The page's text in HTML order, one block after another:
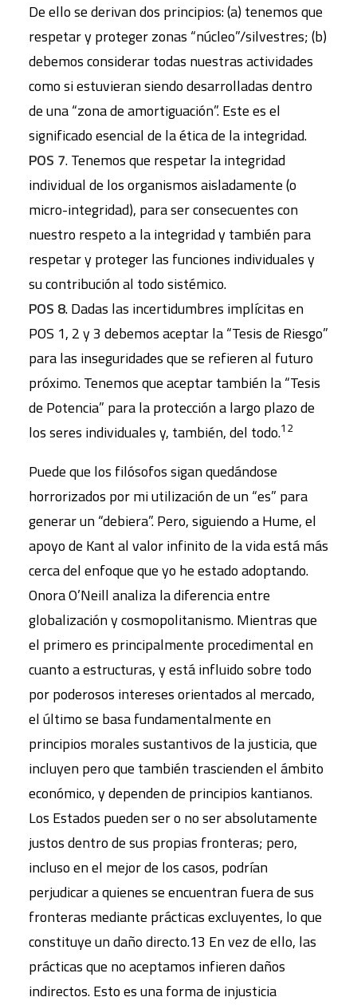
De ello se derivan dos principios: (a) tenemos que
respetar y proteger zonas “núcleo”/silvestres; (b)
debemos considerar todas nuestras actividades
como si estuvieran siendo desarrolladas dentro
de una “zona de amortiguación”. Este es el
significado esencial de la ética de la integridad.
POS 7. Tenemos que respetar la integridad
individual de los organismos aisladamente (o
micro-integridad), para ser consecuentes con
nuestro respeto a la integridad y también para
respetar y proteger las funciones individuales y
su contribución al todo sistémico.
POS 8. Dadas las incertidumbres implícitas en
POS 1, 2 y 3 debemos aceptar la “Tesis de Riesgo”
para las inseguridades que se refieren al futuro
próximo. Tenemos que aceptar también la “Tesis
de Potencia” para la protección a largo plazo de
los seres individuales y, también, del todo.12
Puede que los filósofos sigan quedándose
horrorizados por mi utilización de un “es” para
generar un “debiera”. Pero, siguiendo a Hume, el
apoyo de Kant al valor infinito de la vida está más
cerca del enfoque que yo he estado adoptando.
Onora O’Neill analiza la diferencia entre
globalización y cosmopolitanismo. Mientras que
el primero es principalmente procedimental en
cuanto a estructuras, y está influido sobre todo
por poderosos intereses orientados al mercado,
el último se basa fundamentalmente en
principios morales sustantivos de la justicia, que
incluyen pero que también trascienden el ámbito
económico, y dependen de principios kantianos.
Los Estados pueden ser o no ser absolutamente
justos dentro de sus propias fronteras; pero,
incluso en el mejor de los casos, podrían
perjudicar a quienes se encuentran fuera de sus
fronteras mediante prácticas excluyentes, lo que
constituye un daño directo.13 En vez de ello, las
prácticas que no aceptamos infieren daños
indirectos. Esto es una forma de injusticia